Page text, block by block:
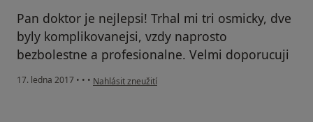
Pan doktor je nejlepsi! Trhal mi tri osmicky, dve
byly komplikovanejsi, vzdy naprosto
bezbolestne a profesionalne. Velmi doporucuji
17. ledna 2017 • • • podle názoru uživatele Romana93
Nahlásit zneužití